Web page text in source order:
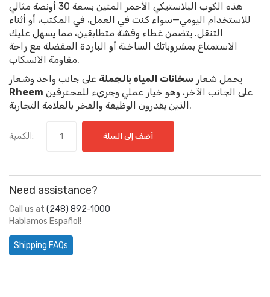
هذه الكوب البلاستيكي الأحمر المتين بسعة 30 أونصة مثالي
للاستخدام اليومي—سواء كنت في العمل، في المكتب، أو أثناء
التنقل. يتضمن غطاء وقشة متطابقين، مما يسهل عليك
الاستمتاع بمشروباتك الساخنة أو الباردة المفضلة مع راحة
مقاومة الانسكاب.
يحمل شعار سخانات المياه بالجملة على جانب واحد وشعار
Rheem
الذين يقدرون الوظيفة والفخر بالعلامة التجارية.
الكمية: أضف إلى السلة
Need assistance?
Call us at (248) 892-1000
Hablamos Español!
Shipping FAQs